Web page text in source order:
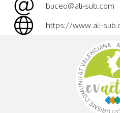
buceo@ali-sub.com
https://www.ali-